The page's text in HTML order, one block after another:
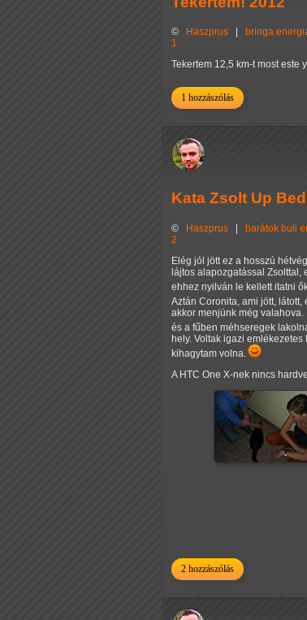
© Haszprus bringa
1
Tekertem 12,5 km-t most este
1 hozzászólás
Kata Zsolt Up
© Haszprus | barátok buli
2
Elég jól jött ez a hosszú
lájtos alapozgatással Zsolttal,
ehhez nyilván le kellett itatni
Aztán Coronita, ami jött,
akkor menjünk még valahova.
és a fűben méhseregek
hely. Voltak igazi
kihagytam volna.
A HTC One X-nek nincs
2 hozzászólás